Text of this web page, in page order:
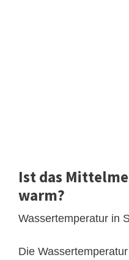
Ist das
warm?
Wassertemperatur in
Die